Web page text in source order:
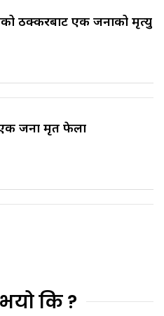
ठक्करबाट एक जनाको मृत्यु
एक जना मृत फेला
कि ?